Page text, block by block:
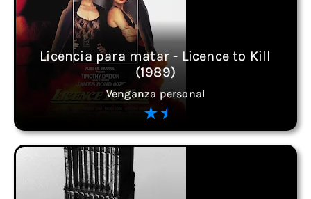
Licencia para matar - Licence to Kill
(1989)
Venganza personal